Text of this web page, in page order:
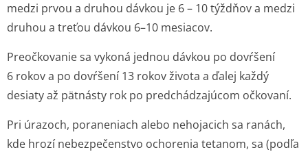
medzi prvou a druhou dávkou je 6 – 10 týždňov a medzi
druhou a treťou dávkou 6–10 mesiacov.
Preočkovanie sa vykoná jednou dávkou po dovŕšení
6 rokov a po dovŕšení 13 rokov života a ďalej každý
desiaty až pätnásty rok po predchádzajúcom očkovaní.
Pri úrazoch, poraneniach alebo nehojacich sa ranách,
kde hrozí nebezpečenstvo ochorenia tetanom, sa (podľa